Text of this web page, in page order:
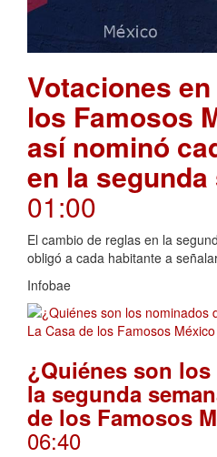
Votaciones
los Famosos
así nominó
en la segunda
01:00
El cambio de reglas en la
obligó a cada habitante a
Infobae
¿Quiénes son
la segunda
de los Famosos
06:40